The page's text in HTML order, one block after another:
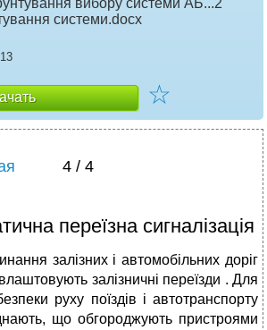
вибору системи АБ...2
системи.docx
☆
4 / 4
переїзна сигналізація
залізних і автомобільних доріг
залізничні переїзди . Для
руху поїздів і автотранспорту
що обгороджують пристроями